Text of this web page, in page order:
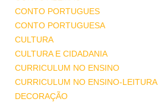
CONTO PORTUGUES
CONTO PORTUGUESA
CULTURA
CULTURA E CIDADANIA
CURRICULUM NO ENSINO
CURRICULUM NO ENSINO-LEITURA
DECORAÇÃO